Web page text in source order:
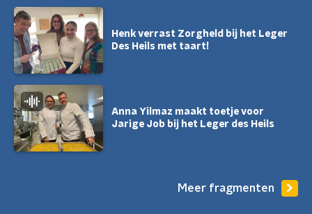
Henk verrast Zorgheld bij het Leger
Des Heils met taart!
Anna Yilmaz maakt toetje voor
Jarige Job bij het Leger des Heils
Meer fragmenten